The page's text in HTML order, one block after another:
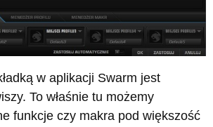
w aplikacji Swarm jest
To właśnie tu możemy
funkcje czy makra pod większość